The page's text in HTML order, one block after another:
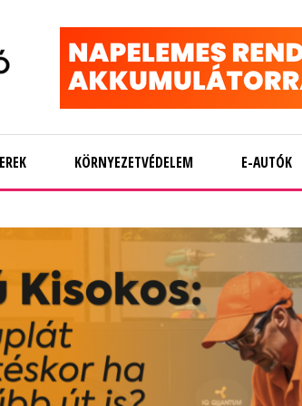
KÖRNYEZETVÉDELEM E-AUTÓK